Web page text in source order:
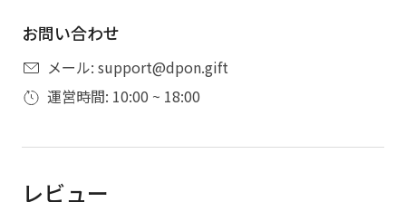
お問い合わせ
メール: support@dpon.gift
運営時間: 10:00 ~ 18:00
レビュー